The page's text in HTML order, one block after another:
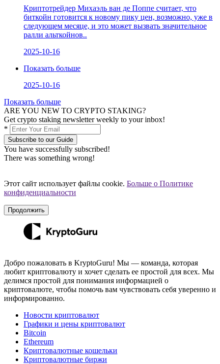
Криптотрейдер Михаэль ван де Поппе считает, что
биткойн готовится к новому пику цен, возможно, уже в
следующем месяце, и это может вызвать значительное
ралли альткойнов..
2025-10-16
Показать больше
2025-10-16
Показать больше
ARE YOU NEW TO CRYPTO STAKING?
Get crypto staking newsletter weekly to your inbox!
*
Subscribe to our Guide
You have successfully subscribed!
There was something wrong!
Этот сайт использует файлы cookie. Больше о Политике
конфиденциальности
Продолжить
Добро пожаловать в KryptoGuru! Мы — команда, которая
любит криптовалюту и хочет сделать ее простой для всех. Мы
делимся простой для понимания информацией о
криптовалюте, чтобы помочь вам чувствовать себя уверенно и
информированно.
Новости криптовалют
Графики и цены криптовалют
Bitcoin
Ethereum
Криптовалютные кошельки
Криптовалютные биржи